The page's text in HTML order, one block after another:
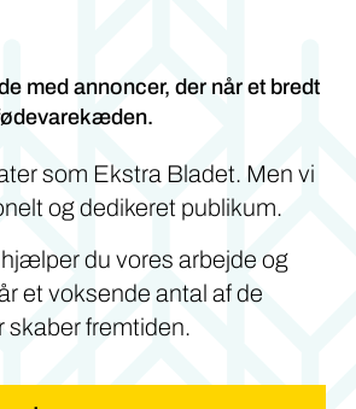
med annoncer, der når et bredt
som Ekstra Bladet. Men vi
og dedikeret publikum.
du vores arbejde og
et voksende antal af de
skaber fremtiden.